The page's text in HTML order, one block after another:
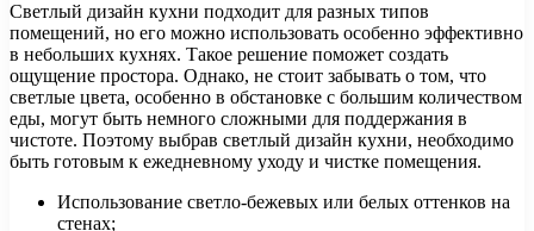
Светлый дизайн кухни подходит для разных типов
помещений, но его можно использовать особенно эффективно
в небольших кухнях. Такое решение поможет создать
ощущение простора. Однако, не стоит забывать о том, что
светлые цвета, особенно в обстановке с большим количеством
еды, могут быть немного сложными для поддержания в
чистоте. Поэтому выбрав светлый дизайн кухни, необходимо
быть готовым к ежедневному уходу и чистке помещения.
Использование светло-бежевых или белых оттенков на
стенах;